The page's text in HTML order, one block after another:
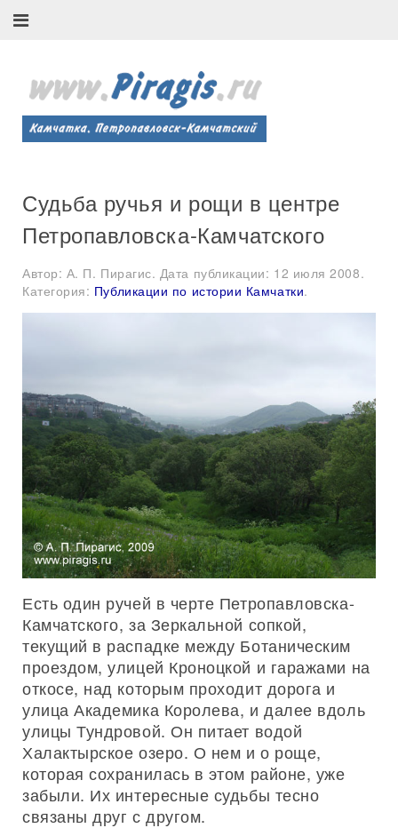
Судьба ручья и рощи в центре
Петропавловска-Камчатского
Автор: А. П. Пирагис. Дата публикации: 12 июля 2008.
Категория: Публикации по истории Камчатки.
Есть один ручей в черте Петропавловска-
Камчатского, за Зеркальной сопкой,
текущий в распадке между Ботаническим
проездом, улицей Кроноцкой и гаражами на
откосе, над которым проходит дорога и
улица Академика Королева, и далее вдоль
улицы Тундровой. Он питает водой
Халактырское озеро. О нем и о роще,
которая сохранилась в этом районе, уже
забыли. Их интересные судьбы тесно
связаны друг с другом.